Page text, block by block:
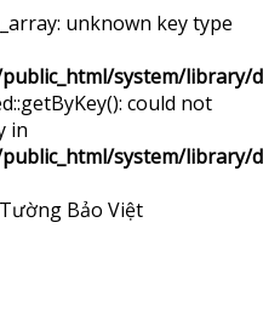
unknown key type
system/library/
could not
in
system/library/
Bảo Việt